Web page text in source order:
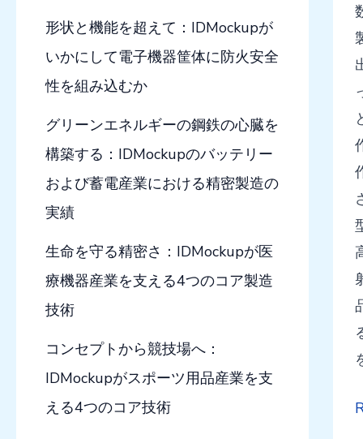
形状と機能を超えて：IDMockupが
いかにして電子機器筐体に防火安全
性を組み込むか
グリーンエネルギーの鋼鉄の心臓を
構築する：IDMockupのバッテリー
および蓄電産業における精密製造の
実績
生命を守る精密さ：IDMockupが医
療機器産業を支える4つのコア製造
技術
コンセプトから競技場へ：
IDMockupがスポーツ用品産業を支
える4つのコア技術